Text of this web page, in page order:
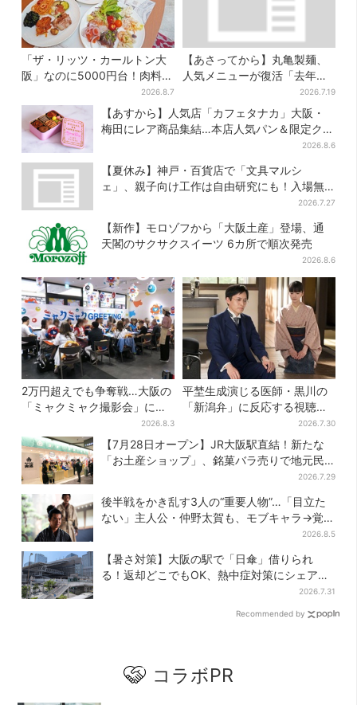
「ザ・リッツ・カールトン大
阪」なのに5000円台！肉料
理、スイーツ、パンまで…約
50種類が食べ放題
2026.8.7
【あさってから】丸亀製麺、
人気メニューが復活「去年め
っちゃハマった」「待ってた
よ！」「夏の救世主」
2026.7.19
【あすから】人気店「カフェタナカ」大阪・
梅田にレア商品集結…本店人気パン＆限定クッ
2026.8.6
【夏休み】神戸・百貨店で「文具マルシ
ェ」、親子向け工作は自由研究にも！入場無
2026.7.27
【新作】モロゾフから「大阪土産」登場、通
天閣のサクサクスイーツ 6カ所で順次発売
2026.8.6
2万円超えでも争奪戦…大阪の
「ミャクミャク撮影会」に全
国からファン集結、参加者に
聞いた「それでも会いたい理
由」
2026.8.3
平埜生成演じる医師・黒川の
「新潟弁」に反応する視聴者
2026.7.30
【7月28日オープン】JR大阪駅直結！新たな
「お土産ショップ」、銘菓バラ売りで地元民
2026.7.29
後半戦をかき乱す3人の“重要人物”…「目立た
ない」主人公・仲野太賀も、モブキャラ→覚醒
2026.8.5
【暑さ対策】大阪の駅で「日傘」借りられ
る！返却どこでもOK、熱中症対策にシェアサ
2026.7.31
Recommended by
コラボPR